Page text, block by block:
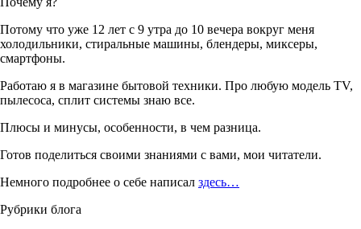
Потому что уже 12 лет с 9 утра до 10 вечера вокруг меня
холодильники, стиральные машины, блендеры, миксеры,
смартфоны.
Работаю я в магазине бытовой техники. Про любую модель TV,
пылесоса, сплит системы знаю все.
Плюсы и минусы, особенности, в чем разница.
Готов поделиться своими знаниями с вами, мои читатели.
Немного подробнее о себе написал здесь…
Рубрики блога